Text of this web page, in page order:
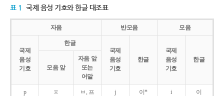
표 1 국제 음성 기호와 한글 대조표
자음 반모음 모음
국제
음성
기호
한글
국제
음성
기호
한글
국제
음성
기호
한글
모음 앞
자음 앞
또는
어말
p ㅍ ㅂ, 프 j 이* i 이